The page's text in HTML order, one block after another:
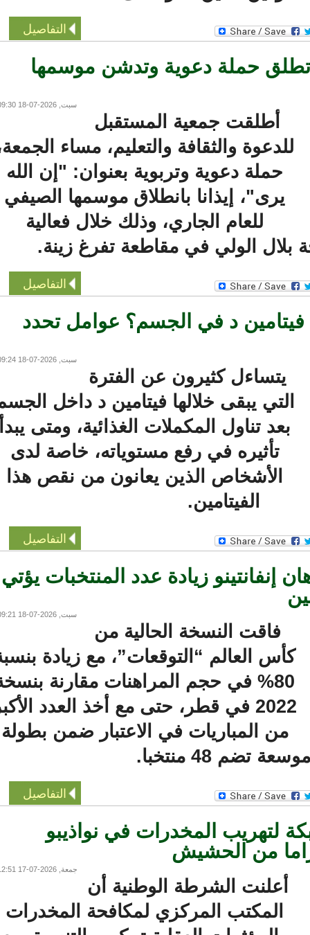
التفاصيل
حملة دعوية وتدشن موسمها
سبت, 2026-07-18 09:30
أطلقت جمعية المستقبل
للدعوة والثقافة والتعليم، مساء الجمعة،
حملة دعوية وتربوية بعنوان: "إن الله
يرى"، إيذانا بانطلاق موسمها الصيفي
للعام الجاري، وذلك خلال فعالية
الولي في مقاطعة تفرغ زينة.
التفاصيل
د في الجسم؟ عوامل تحدد
سبت, 2026-07-18 09:24
يتساءل كثيرون عن الفترة
التي يبقى خلالها فيتامين د داخل الجسم
بعد تناول المكملات الغذائية، ومتى يبدأ
تأثيره في رفع مستوياته، خاصة لدى
الأشخاص الذين يعانون من نقص هذا
الفيتامين.
التفاصيل
2026.. رهان إنفانتينو زيادة عدد المنتخبات يؤتي
سبت, 2026-07-18 09:21
فاقت النسخة الحالية من
كأس العالم “التوقعات”، مع زيادة بنسبة
80% في حجم المراهنات مقارنة بنسخة
2022 في قطر، حتى مع أخذ العدد الأكبر
من المباريات في الاعتبار ضمن بطولة
تضم 48 منتخبا.
التفاصيل
المخدرات في نواذيبو
جمعة, 2026-07-17 12:51
أعلنت الشرطة الوطنية أن
المكتب المركزي لمكافحة المخدرات